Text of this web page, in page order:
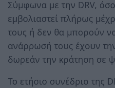
Σύμφωνα με την DRV,
εμβολιαστεί πλήρως
τους ή δεν θα μπορούν
ανάρρωσή τους έχουν
δωρεάν την κράτηση σε
Το ετήσιο συνέδριο της